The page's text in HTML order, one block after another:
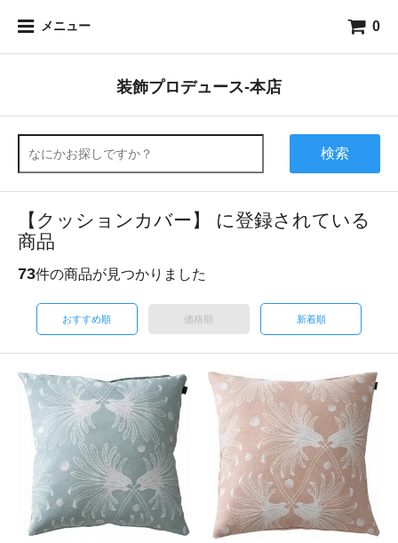
メニュー 0
装飾プロデュース-本店
検索
【クッションカバー】 に登録されている
商品
73件の商品が見つかりました
おすすめ順 価格順 新着順